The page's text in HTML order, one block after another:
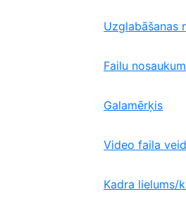
Uzglabāšanas
Failu
Galamērķis
Video faila
Kadra lielums/